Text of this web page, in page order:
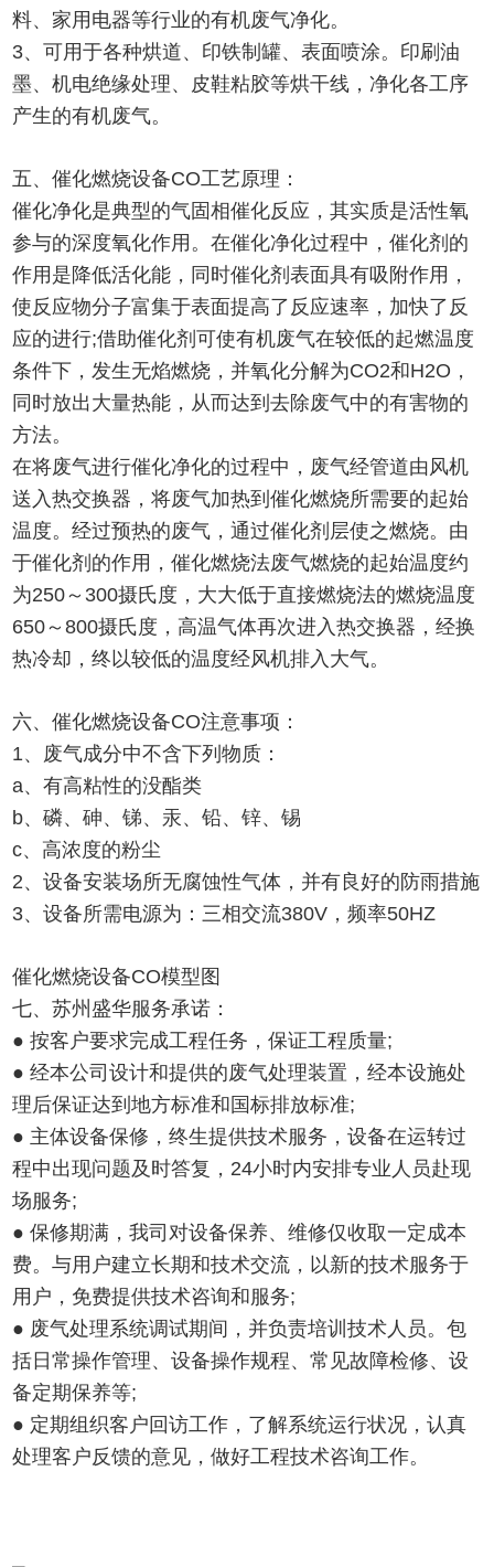
料、家用电器等行业的有机废气净化。
3、可用于各种烘道、印铁制罐、表面喷涂。印刷油
墨、机电绝缘处理、皮鞋粘胶等烘干线，净化各工序
产生的有机废气。
五、催化燃烧设备CO工艺原理：
催化净化是典型的气固相催化反应，其实质是活性氧
参与的深度氧化作用。在催化净化过程中，催化剂的
作用是降低活化能，同时催化剂表面具有吸附作用，
使反应物分子富集于表面提高了反应速率，加快了反
应的进行;借助催化剂可使有机废气在较低的起燃温度
条件下，发生无焰燃烧，并氧化分解为CO2和H2O，
同时放出大量热能，从而达到去除废气中的有害物的
方法。
在将废气进行催化净化的过程中，废气经管道由风机
送入热交换器，将废气加热到催化燃烧所需要的起始
温度。经过预热的废气，通过催化剂层使之燃烧。由
于催化剂的作用，催化燃烧法废气燃烧的起始温度约
为250～300摄氏度，大大低于直接燃烧法的燃烧温度
650～800摄氏度，高温气体再次进入热交换器，经换
热冷却，终以较低的温度经风机排入大气。
六、催化燃烧设备CO注意事项：
1、废气成分中不含下列物质：
a、有高粘性的没酯类
b、磷、砷、锑、汞、铅、锌、锡
c、高浓度的粉尘
2、设备安装场所无腐蚀性气体，并有良好的防雨措施
3、设备所需电源为：三相交流380V，频率50HZ
催化燃烧设备CO模型图
七、苏州盛华服务承诺：
● 按客户要求完成工程任务，保证工程质量;
● 经本公司设计和提供的废气处理装置，经本设施处
理后保证达到地方标准和国标排放标准;
● 主体设备保修，终生提供技术服务，设备在运转过
程中出现问题及时答复，24小时内安排专业人员赴现
场服务;
● 保修期满，我司对设备保养、维修仅收取一定成本
费。与用户建立长期和技术交流，以新的技术服务于
用户，免费提供技术咨询和服务;
● 废气处理系统调试期间，并负责培训技术人员。包
括日常操作管理、设备操作规程、常见故障检修、设
备定期保养等;
● 定期组织客户回访工作，了解系统运行状况，认真
处理客户反馈的意见，做好工程技术咨询工作。